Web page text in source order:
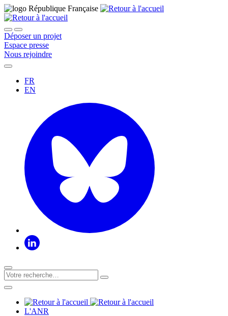
Déposer un projet
Espace presse
Nous rejoindre
FR
EN
L'ANR